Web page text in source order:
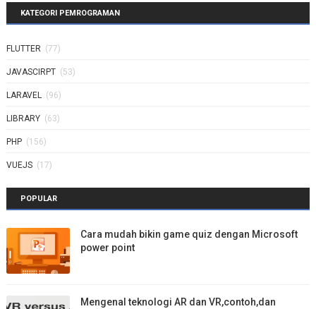
KATEGORI PEMROGRAMAN
FLUTTER (77)
JAVASCIRPT (53)
LARAVEL (96)
LIBRARY (63)
PHP (156)
VUEJS (17)
POPULAR
Cara mudah bikin game quiz dengan Microsoft
power point
Mengenal teknologi AR dan VR,contoh,dan